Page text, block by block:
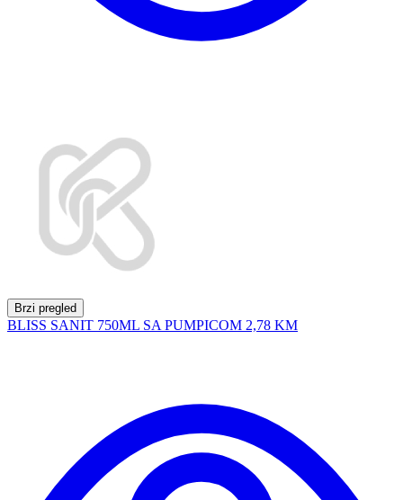
Brzi pregled
BLISS SANIT 750ML SA PUMPICOM 2,78 KM